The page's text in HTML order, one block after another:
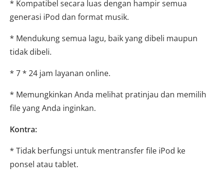
* Kompatibel secara luas dengan hampir semua
generasi iPod dan format musik.
* Mendukung semua lagu, baik yang dibeli maupun
tidak dibeli.
* 7 * 24 jam layanan online.
* Memungkinkan Anda melihat pratinjau dan memilih
file yang Anda inginkan.
Kontra:
* Tidak berfungsi untuk mentransfer file iPod ke
ponsel atau tablet.